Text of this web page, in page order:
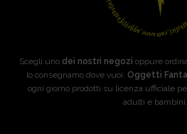
Scegli uno dei nostri negozi oppure
lo consegnamo dove vuoi: Oggetti
ogni giorno prodotti su licenza ufficiale
adulti e bambini.